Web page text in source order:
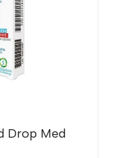
Drop Med